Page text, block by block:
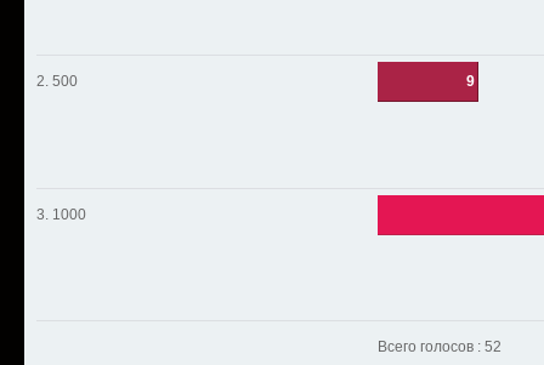
2. 500 9
3. 1000
Всего голосов : 52